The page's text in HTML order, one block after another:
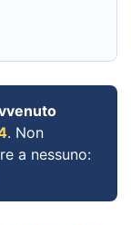
. Non
a nessuno: